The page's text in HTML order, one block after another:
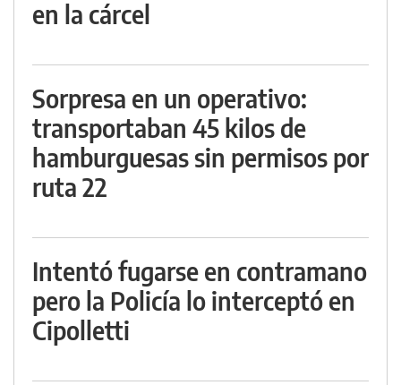
en la cárcel
Sorpresa en un operativo:
transportaban 45 kilos de
hamburguesas sin permisos por
ruta 22
Intentó fugarse en contramano
pero la Policía lo interceptó en
Cipolletti